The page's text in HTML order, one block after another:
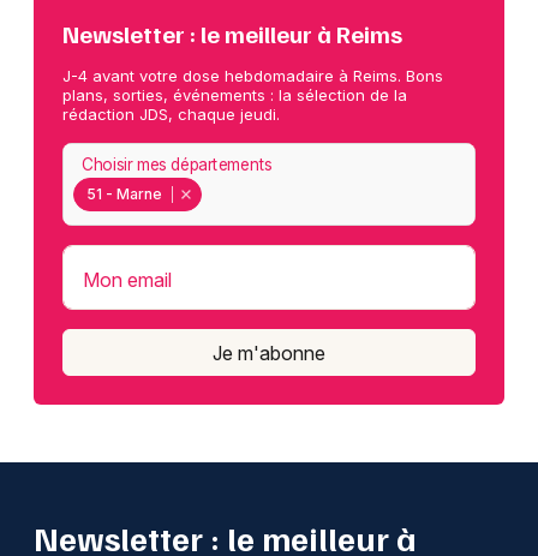
Newsletter : le meilleur à Reims
J-4 avant votre dose hebdomadaire à Reims. Bons
plans, sorties, événements : la sélection de la
rédaction JDS, chaque jeudi.
51 - Marne
Choisir mes départements
Mon email
Je m'abonne
Newsletter : le meilleur à